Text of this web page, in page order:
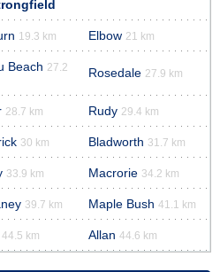
19.3 km Elbow 21 km
Beach 27.2
Rosedale 27.9 km
28.7 km Rudy 29.4 km
30 km Bladworth 31.7 km
33.9 km Macrorie 34.2 km
39.7 km Maple Bush 41.1 km
44.5 km Allan 44.6 km